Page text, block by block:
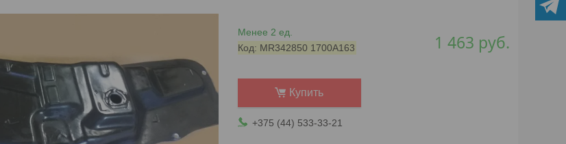
Менее 2 ед.
Код: MR342850 1700A163 1 463 руб.
Купить
+375 (44) 533-33-21